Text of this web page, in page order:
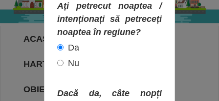
ACASA
HARTA OBIECTIVELOR
OBIECTIVE
Ați petrecut noaptea /
intenționați să petreceți
noaptea în regiune?
Da
Nu
Dacă da, câte nopți